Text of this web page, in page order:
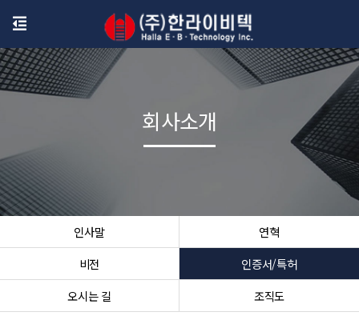
인사말
연혁
비전
인증서/특허
오시는 길
조직도
회사소개